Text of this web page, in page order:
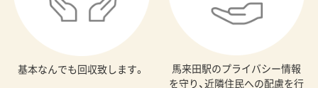
基本なんでも回収致します。
馬来田駅のプライバシー情報
を守り、近隣住民への配慮を行